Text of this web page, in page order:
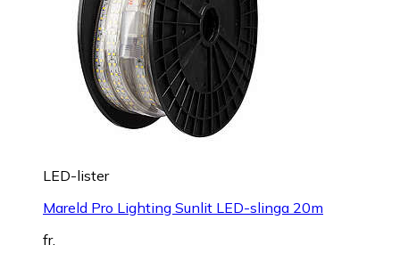
LED-lister
Mareld Pro Lighting Sunlit LED-slinga 20m
fr.